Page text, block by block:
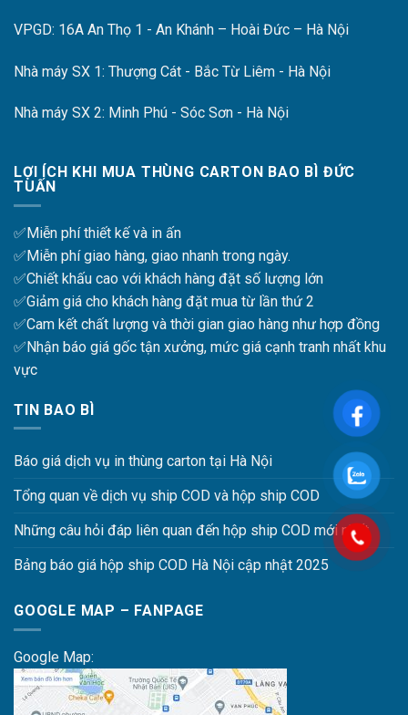
VPGD: 16A An Thọ 1 - An Khánh – Hoài Đức – Hà Nội
Nhà máy SX 1: Thượng Cát - Bắc Từ Liêm - Hà Nội
Nhà máy SX 2: Minh Phú - Sóc Sơn - Hà Nội
LỢI ÍCH KHI MUA THÙNG CARTON BAO BÌ ĐỨC
TUẤN
✅Miễn phí thiết kế và in ấn
✅Miễn phí giao hàng, giao nhanh trong ngày.
✅Chiết khấu cao với khách hàng đặt số lượng lớn
✅Giảm giá cho khách hàng đặt mua từ lần thứ 2
✅Cam kết chất lượng và thời gian giao hàng như hợp đồng
✅Nhận báo giá gốc tận xưởng, mức giá cạnh tranh nhất khu
vực
TIN BAO BÌ
Báo giá dịch vụ in thùng carton tại Hà Nội
Tổng quan về dịch vụ ship COD và hộp ship COD
Những câu hỏi đáp liên quan đến hộp ship COD mới nhất
Bảng báo giá hộp ship COD Hà Nội cập nhật 2025
GOOGLE MAP – FANPAGE
Google Map: